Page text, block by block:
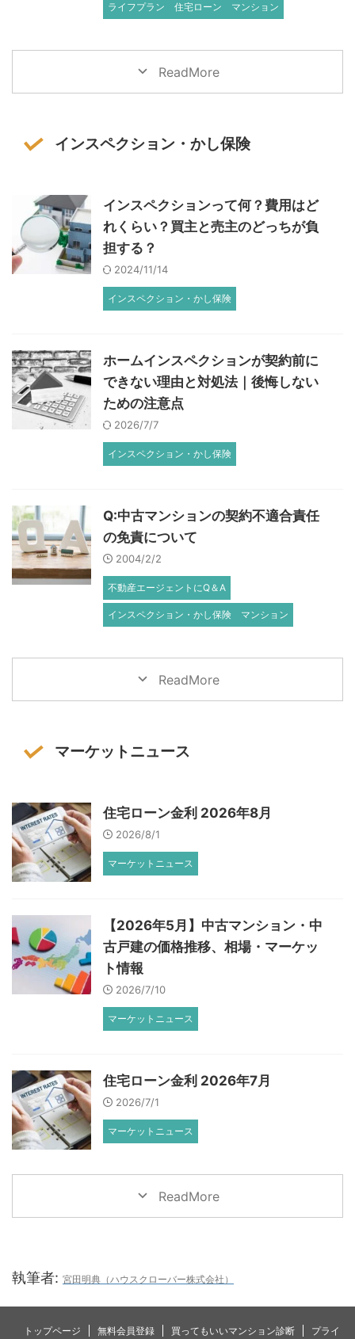
ライフプラン 住宅ローン マンション
ReadMore
インスペクション・かし保険
インスペクションって何？費用はど
れくらい？買主と売主のどっちが負
担する？
2024/11/14
インスペクション・かし保険
ホームインスペクションが契約前に
できない理由と対処法｜後悔しない
ための注意点
2026/7/7
インスペクション・かし保険
Q:中古マンションの契約不適合責任
の免責について
2004/2/2
不動産エージェントにQ＆A
インスペクション・かし保険 マンション
ReadMore
マーケットニュース
住宅ローン金利 2026年8月
2026/8/1
マーケットニュース
【2026年5月】中古マンション・中
古戸建の価格推移、相場・マーケッ
ト情報
2026/7/10
マーケットニュース
住宅ローン金利 2026年7月
2026/7/1
マーケットニュース
ReadMore